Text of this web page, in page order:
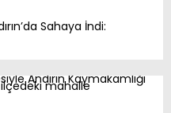
Sahaya İndi: